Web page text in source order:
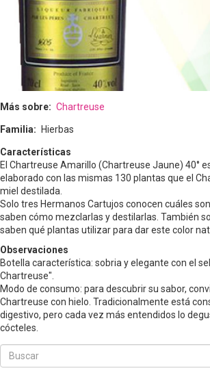
Más sobre Chartreuse
Familia Hierbas
Características
El Chartreuse Amarillo (Chartreuse Jaune) 40°
elaborado con las mismas 130 plantas que el
miel destilada.
Solo tres Hermanos Cartujos conocen cuáles
saben cómo mezclarlas y destilarlas. También
saben qué plantas utilizar para dar este color
Observaciones
Botella característica: sobria y elegante con el
Chartreuse".
Modo de consumo: para descubrir su sabor,
Chartreuse con hielo. Tradicionalmente está
digestivo, pero cada vez más entendidos lo
cócteles.
Buscar
Buscar